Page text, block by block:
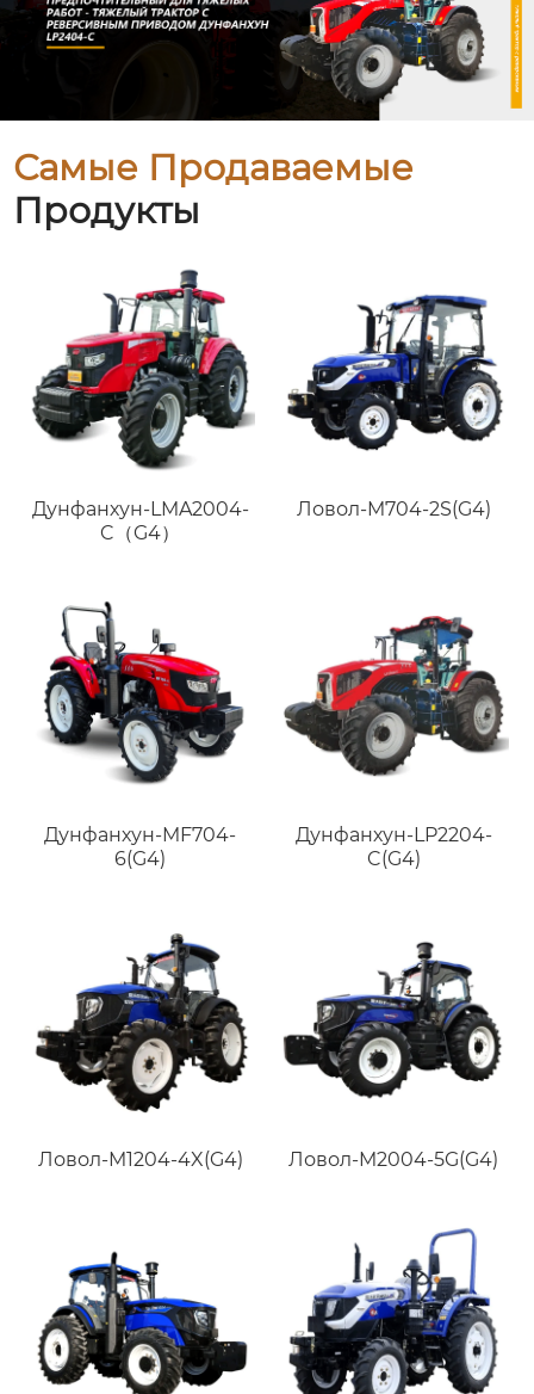
Самые Продаваемые
Продукты
Дунфанхун-LMA2004-
C（G4）
Ловол-M704-2S(G4)
Дунфанхун-MF704-
6(G4)
Дунфанхун-LP2204-
C(G4)
Ловол-M1204-4X(G4) Ловол-M2004-5G(G4)